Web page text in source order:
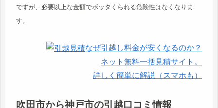
ですが、必要以上な金額でボッタくられる危険性はなくなりま
す。
なぜ引越し料金が安くなるのか？
ネット無料一括見積サイト。
詳しく簡単に解説（スマホも）
吹田市から神戸市の引越口コミ情報